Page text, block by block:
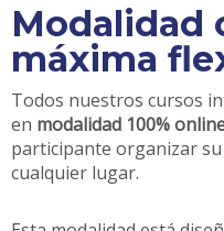
Modalidad
máxima
Todos nuestros cursos
en modalidad 100%
participante organizar
cualquier lugar.